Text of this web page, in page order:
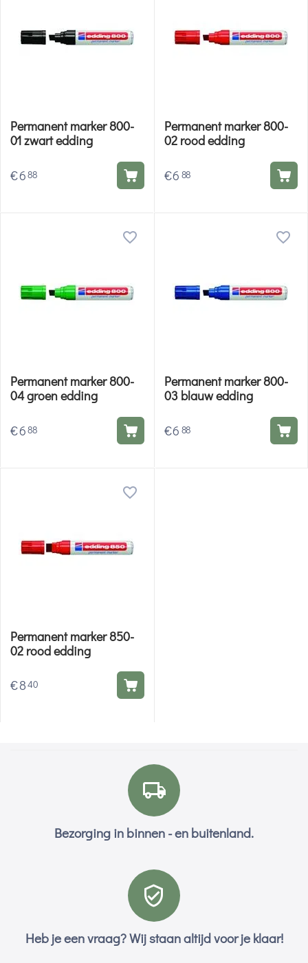
Permanent marker 800-
01 zwart edding
€688
Permanent marker 800-
02 rood edding
€6 88
Permanent marker 800-
04 groen edding
€688
Permanent marker 800-
03 blauw edding
€6 88
Permanent marker 850-
02 rood edding
€840
Bezorging in binnen - en buitenland.
Heb je een vraag? Wij staan altijd voor je klaar!